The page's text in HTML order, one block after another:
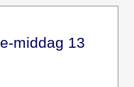
middag 13